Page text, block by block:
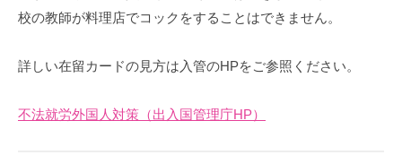
校の教師が料理店でコックをすることはできません。
詳しい在留カードの見方は入管のHPをご参照ください。
不法就労外国人対策（出入国管理庁HP）